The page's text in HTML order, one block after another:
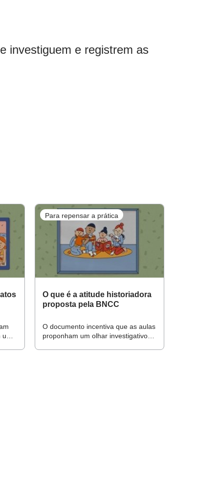
investiguem e registrem as
Para repensar a prática
O que é a atitude historiadora
proposta pela BNCC
O documento incentiva que as aulas
proponham um olhar investigativo